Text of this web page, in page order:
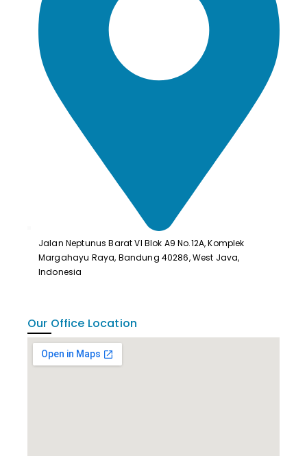
Jalan Neptunus Barat VI Blok A9 No.12A, Komplek
Margahayu Raya, Bandung 40286, West Java,
Indonesia
Our Office Location